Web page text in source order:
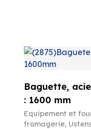
Baguette,
: 1600 mm
Equipement et
fromagerie,